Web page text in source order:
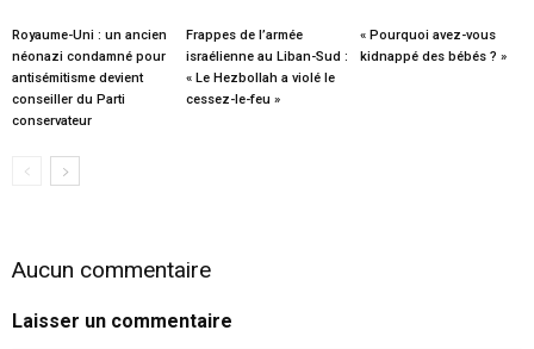
Royaume-Uni : un ancien
néonazi condamné pour
antisémitisme devient
conseiller du Parti
conservateur
Frappes de l’armée
israélienne au Liban-Sud :
« Le Hezbollah a violé le
cessez-le-feu »
« Pourquoi avez-vous
kidnappé des bébés ? »
Aucun commentaire
Laisser un commentaire